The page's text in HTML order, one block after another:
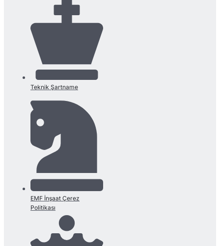
Teknik Şartname
EMF İnşaat Çerez
Politikası